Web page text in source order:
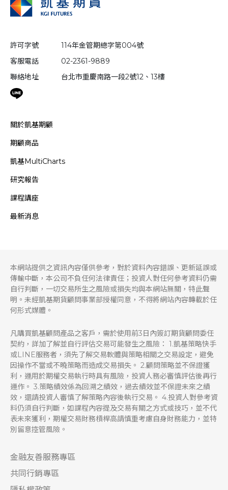
許可字號
114年金管期總字第004號
客服電話
02-2361-9889
聯絡地址
台北市重慶南路一段2號12、13樓
關於凱基期顧
期顧商品
凱基MultiCharts
研究報告
課程講座
最新消息
本網站提供之資訊內容僅供參考，對於資料內容錯誤、更新延誤或
傳輸中斷，本公司不負任何法律責任；投資人對任何參考資料仍需
自行判斷，一切交易所生之風險或損失均與本網站無關，特此聲
明。未經凱基期貨顧問事業部授權同意，不得將網站內容轉載於任
何形式媒體。
凡購買凱基顧問產品之客戶，需於使用前3日內簽訂期貨顧問委任
契約，詳加了解並自行評估交易可能發生之風險： 1.凱基策略快手
或LINE服務者，須先了解交易軟體與策略相關之交易設定，避免
因操作不當或不曉策略而造成交易損失。 2.顧問策略並不保證獲
利，運用於期權交易執行時具有風險，投資人務必審慎評估後再行
運作。 3.策略績效係為回溯之績效，過去績效並不保證未來之績
效，還請投資人審慎了解策略內容後執行交易。 4.投資人對參考資
料仍須自行判斷，如課程內容提及交易有關之方式或技巧，並不代
表未來獲利，期權交易財務槓桿高請慎重考慮自身財務能力，並特
別留意控管風險。
金融友善服務專區
共同行銷專區